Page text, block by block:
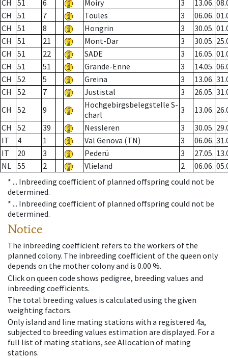
CH 51 6 Moiry 3 13.06.
CH
51 7 Toules 3 06.06.
CH
51 8 Hongrin 3 30.05.
CH
51 21 Mont-Dar 3 30.05.
CH
51 22 SADE 3 16.05.
CH
51 51 Grande-Enne 3 14.05.
CH
52 5 Greina 3 13.06.
CH
52 7 Justistal 3 26.05.
CH
52 9
Hochgebirgsbelegstelle S-
charl
3 13.06.
CH
52 39 Nessleren 3 30.05.
IT
4 1 Val Genova (TN) 3 06.06.
IT
20 3 Pederü 3 27.05.
NL 55 2 Vlieland 2 06.06.
* ... Inbreeding coefficient of planned offspring could not be
determined.
* ... Inbreeding coefficient of planned offspring could not be
determined.
Notice
The inbreeding coefficient refers to the workers of the
planned colony. The inbreeding coefficient of the queen only
depends on the mother colony and is 0.00 %.
Click on queen code shows pedigree, breeding values and
inbreeding coefficients.
The total breeding values is calculated using the given
weighting factors.
Only island and line mating stations with a registered 4a,
subjected to breeding values estimation are displayed. For a
full list of mating stations, see Allocation of mating
stations.